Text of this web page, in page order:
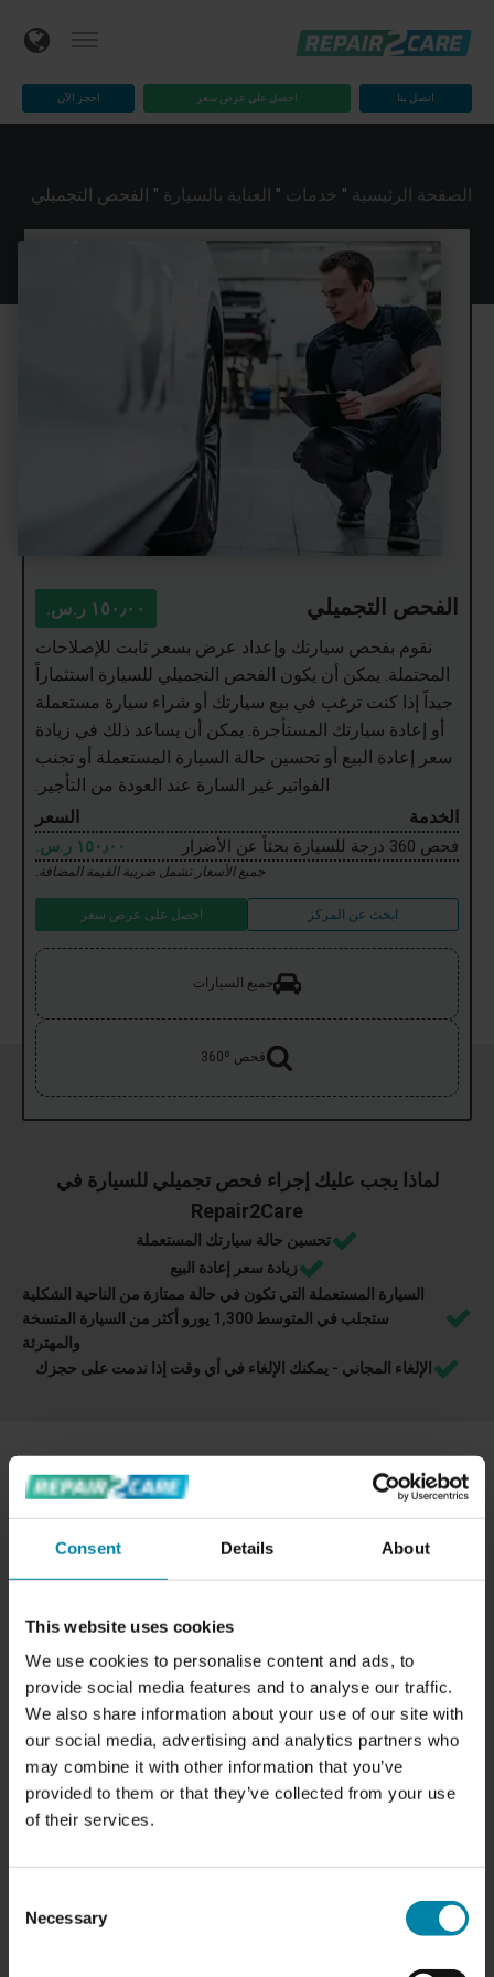
Consent Details About
This website uses cookies
We use cookies to personalise content and ads, to
provide social media features and to analyse our traffic.
We also share information about your use of our site with
our social media, advertising and analytics partners who
may combine it with other information that you’ve
provided to them or that they’ve collected from your use
of their services.
Selection
Necessary
اتصل بنا احصل على عرض سعر احجز الآن
الصفحة الرئيسية " خدمات " العناية بالسيارة " الفحص التجميلي
الفحص التجميلي
١٥٠٫٠٠ ر.س.‏
نقوم بفحص سيارتك وإعداد عرض بسعر ثابت للإصلاحات
المحتملة. يمكن أن يكون الفحص التجميلي للسيارة استثماراً
جيداً إذا كنت ترغب في بيع سيارتك أو شراء سيارة مستعملة
أو إعادة سيارتك المستأجرة. يمكن أن يساعد ذلك في زيادة
سعر إعادة البيع أو تحسين حالة السيارة المستعملة أو تجنب
الفواتير غير السارة عند العودة من التأجير.
الخدمة
السعر
فحص 360 درجة للسيارة بحثاً عن الأضرار ١٥٠٫٠٠ ر.س.‏
جميع الأسعار تشمل ضريبة القيمة المضافة.
ابحث عن المركز احصل على عرض سعر
جميع السيارات
فحص 360º
لماذا يجب عليك إجراء فحص تجميلي للسيارة في
Repair2Care
تحسين حالة سيارتك المستعملة
زيادة سعر إعادة البيع
السيارة المستعملة التي تكون في حالة ممتازة من الناحية الشكلية
ستجلب في المتوسط 1,300 يورو أكثر من السيارة المتسخة
والمهترئة
الإلغاء المجاني - يمكنك الإلغاء في أي وقت إذا ندمت على حجزك
ماذا يشمل الفحص التجميلي ؟
نقوم بفحص سيارتك بحثا عن الأضرار في الداخل و الخارج و نعد
عرضا بسعر تابث على الإصلاح المحتمل
الداخلي و الخارجي لسيارتك. من الطلاء و هيكل السيارة إلى
المقاعد و الدعاسات .سوف نتحقق من أي علامات تلف او تتأكل
. و نزودك بتقرير مفصل عن النتا~ج التي و صلنا إليها
سيتم خصم سعر الفحص من الفاتورة إذا قمت بإجراء حجز بناء
على الفحص
الأسعار تتبع قائمة أسعار ثابثة لدينا